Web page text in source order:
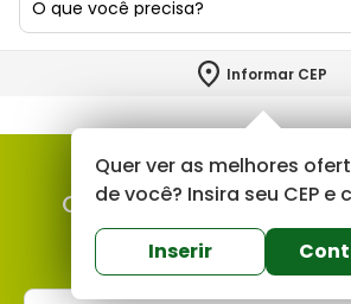
O que você precisa?
Informar CEP
Quer ver as melhores
de você? Insira seu CEP e
Inserir
Cadastre-se e fique
nossas novidades e
TERMOS MAIS BUSCADOS
porta
revestimento
argamassa